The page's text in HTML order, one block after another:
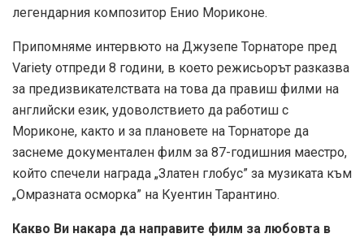
легендарния композитор Енио Мориконе.
Припомняме интервюто на Джузепе Торнаторе пред
Variety отпреди 8 години, в което режисьорът разказва
за предизвикателствата на това да правиш филми на
английски език, удоволствието да работиш с
Мориконе, както и за плановете на Торнаторе да
заснеме документален филм за 87-годишния маестро,
който спечели награда „Златен глобус” за музиката към
„Омразната осморка” на Куентин Тарантино.
Какво Ви накара да направите филм за любовта в